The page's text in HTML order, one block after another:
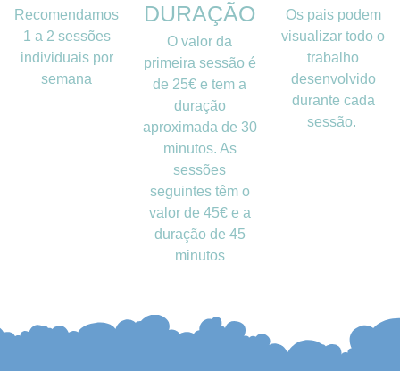
Recomendamos
1 a 2 sessões
individuais por
semana
DURAÇÃO
O valor da
primeira sessão é
de 25€ e tem a
duração
aproximada de 30
minutos. As
sessões
seguintes têm o
valor de 45€e a
duração de 45
minutos
Os pais podem
visualizar todo o
trabalho
desenvolvido
durante cada
sessão.